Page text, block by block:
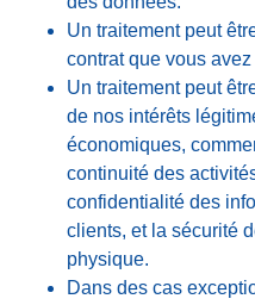
Un traitement peut
contrat que vous
Un traitement peut
de nos intérêts
économiques,
continuité des
confidentialité des
clients, et la sécurité
physique.
Dans des cas